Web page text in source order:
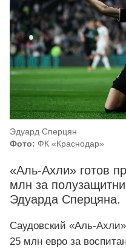
Эдуард Сперцян
Фото: ФК «Краснодар»
«Аль-Ахли» готов
млн за
Эдуарда Сперцяна.
Саудовский «Аль-
25 млн евро за